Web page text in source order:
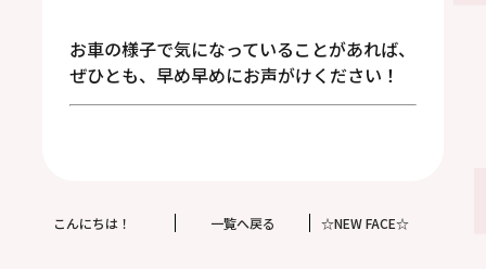
お車の様子で気になっていることがあれば、
ぜひとも、早め早めにお声がけください！
こんにちは！ 一覧へ戻る ☆NEW FACE☆